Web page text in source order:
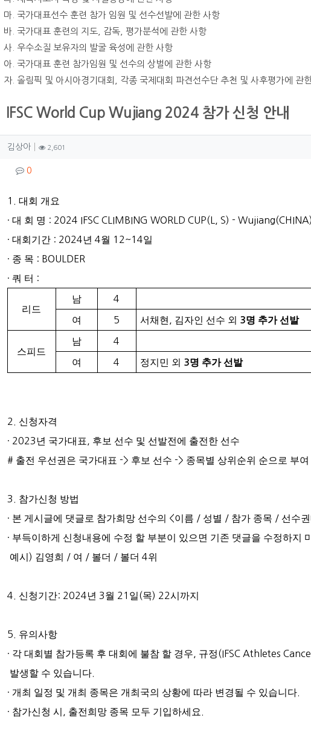
마. 국가대표선수 훈련 참가 임원 및 선수선발에 관한 사항
바. 국가대표 훈련의 지도, 감독, 평가분석에 관한 사항
사. 우수소질 보유자의 발굴 육성에 관한 사항
아. 국가대표 훈련 참가임원 및 선수의 상벌에 관한 사항
자. 올림픽 및 아시아경기대회, 각종 국제대회 파견선수단 추천 및 사후평가에 관
IFSC World Cup Wujiang 2024 참가 신청 안내
작성자 정보
김상아 작성2,601
컨텐츠 정보
0댓글
본문
1. 대회 개요
· 대 회 명 : 2024 IFSC CLIMBING WORLD CUP(L, S) - Wujiang
· 대회기간 : 2024년 4월 12~14일
· 종 목 : BOULDER
· 쿼 터 :
리드
남 4
여 5 서채현 김자인 선수 외 3명 추가 선발
스피드
남 4
여 4 정지민 외 3명 추가 선발
2. 신청자격
· 2023 년 국가대표 후보 선수 및 선발전에 출전한 선수
# 출전 우선권은 국가대표 -> 후보 선수 -> 종목별 상위순위 순으로 부여
3. 참가신청 방법
· 본 게시글에 댓글로 참가희망 선수의 <이름 / 성별 / 참가 종목 / 선수
· 부득이하게 신청내용에 수정 할 부분이 있으면 기존 댓글을 수정하지
예시 ) 김영희 / 여 / 볼더 / 볼더 4위
4. 신청기간: 2024년 3월 21 일(목) 22시까지
5. 유의사항
· 각 대회별 참가등록 후 대회에 불참 할 경우 규정(IFSC Athletes
발생할 수 있습니다.
· 개최 일정 및 개최 종목은 개최국의 상황에 따라 변경될 수 있습니다.
· 참가신청 시 출전희망 종목 모두 기입하세요